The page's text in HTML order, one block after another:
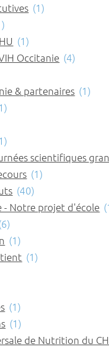
(1)
(1)
Occitanie (4)
& partenaires (1)
scientifiques
(1)
(40)
- Notre projet d'école
(1)
(1)
(1)
(1)
de Nutrition du